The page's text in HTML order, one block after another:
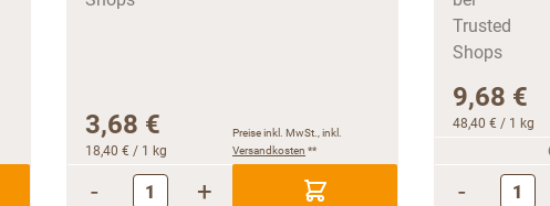
3,68 €
18,40 € / 1 kg
Preise inkl. MwSt., inkl.
Versandkosten **
- +
9,68 €
48,40 € / 1 kg
-